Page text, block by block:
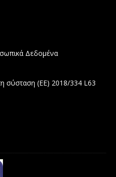
Δεδομένα
σύσταση (ΕΕ) 2018/334 L63